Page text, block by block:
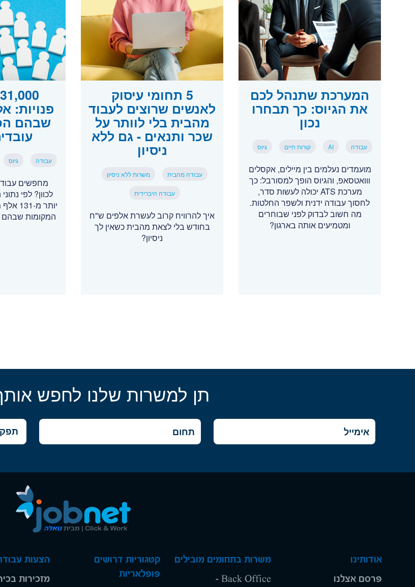
המערכת שתנהל לכם
את הגיוס: כך תבחרו
נכון
עבודה AI קורות חיים גיוס
מועמדים נעלמים בין מיילים, אקסלים
ווואטסאפ, והגיוס הופך למסורבל: כך
מערכת ATS יכולה לעשות סדר,
לחסוך עבודה ידנית ולשפר החלטות.
מה חשוב לבדוק לפני שבוחרים
ומטמיעים אותה בארגון?
5 תחומי עיסוק
לאנשים שרוצים לעבוד
מהבית בלי לוותר על
שכר ותנאים - גם ללא
ניסיון
עבודה מהבית משרות ללא ניסיון
עבודה היברידית
איך להרוויח קרוב לעשרת אלפים ש"ח
בחודש בלי לצאת מהבית כשאין לך
ניסיון?
פנויות:
שבהם
עבודה גיוס
מחפשים
לכוון? לפי
יותר
המקומות שבהם
תן למשרות שלנו לחפש
אודותינו
פרסם אצלנו
משרות בתחומים מובילים
Back Office -
קטגוריות דרושים
פופלאריות
הצעות
מזכירות